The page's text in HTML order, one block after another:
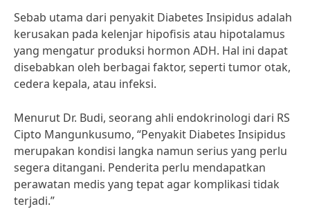
Sebab utama dari penyakit Diabetes Insipidus adalah
kerusakan pada kelenjar hipofisis atau hipotalamus
yang mengatur produksi hormon ADH. Hal ini dapat
disebabkan oleh berbagai faktor, seperti tumor otak,
cedera kepala, atau infeksi.
Menurut Dr. Budi, seorang ahli endokrinologi dari RS
Cipto Mangunkusumo, “Penyakit Diabetes Insipidus
merupakan kondisi langka namun serius yang perlu
segera ditangani. Penderita perlu mendapatkan
perawatan medis yang tepat agar komplikasi tidak
terjadi.”